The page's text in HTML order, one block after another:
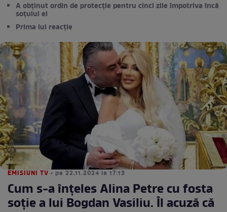
A obținut ordin de protecție pentru cinci zile împotriva încă
soțului ei
Prima lui reacție
EMISIUNI TV • pe 22.11.2024 la 17:13
Cum s-a înțeles Alina Petre cu fosta
soție a lui Bogdan Vasiliu. Îl acuză că